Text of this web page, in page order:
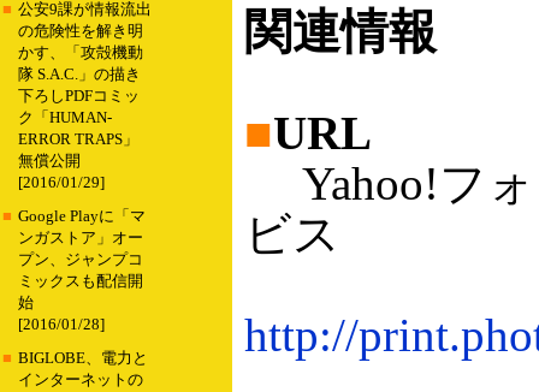
■ 公安9課が情報流出
の危険性を解き明
かす、「攻殻機動
隊 S.A.C.」の描き
下ろしPDFコミッ
ク「HUMAN-
ERROR TRAPS」
無償公開
[2016/01/29]
■ Google Playに「マ
ンガストア」オー
プン、ジャンプコ
ミックスも配信開
始
[2016/01/28]
■ BIGLOBE、電力と
インターネットの
関連情報
■URL
Yahoo!フォ
ビス
http://